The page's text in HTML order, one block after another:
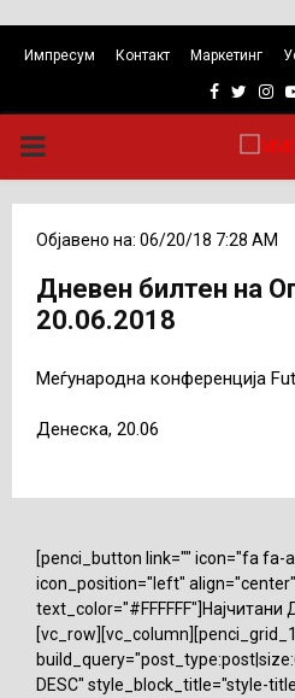
Импресум Контакт Маркетинг
Facebook
PRIMARY
MENU
Објавено на: 06/20/18 7:28 AM
Дневен билтен на
20.06.2018
Меѓународна конференција
Денеска, 20.06
[penci_button link="" icon="fa fa-
icon_position="left"
[vc_row][vc_column][penci_grid_1
DESC" style_block_title="style-